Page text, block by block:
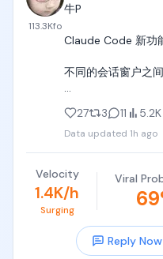
113.3Kfo
牛P
Claude Code 新功
不同的会话窗户之
有无，
只需告诉另外窗口
一个摘要（不是您
会话会在任务进行中
跨 Git 工作树（
一个项目的不同分
呼。
27 3 11 5.2K
Data updated 1h ago
Velocity
1.4K/h
Surging
Viral
69
Reply Now